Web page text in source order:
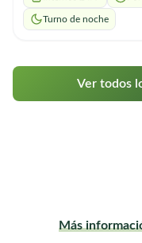
puedo cocinar y
trabajar con respeto,
Turno de noche
Ver todos
Más